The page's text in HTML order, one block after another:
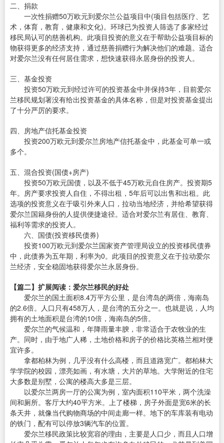
二、捐款
一次性捐赠50万欧元到爱尔兰公益项目中(项目包括医疗、艺
术，体育，教育，健康和文化)。环球已为投资人筛选了多家经过
移民局认可的慈善机构。此项目投资的意义在于帮助公益项目标的
物获得更多的经济支持，通过慈善捐赠行为解决他们的难题。适合
对爱尔兰没有任何居住需求，想快速获得永居身份的投资人。
三、基金投资
投资50万欧元到经过许可的投资基金中并保持3年，目前爱尔
兰移民规划署没有给出投资基金的具体名称，但是对投资基金提出
了十分严厉的要求。
四、房地产信托基金投资
投资200万欧元到爱尔兰房地产信托基金中，此基金可单一或
多个。
五、混合投资(国债+房产)
投资50万欧元国债，以及不低于45万欧元自住房产。投资期5
年。房产要求投资人自住，不得出租，5年后可以出售和出租。此
选项的投资意义在于吸引外来人口，拉动当地经济，并给希望获得
爱尔兰国籍身份的人提供便捷途径。适合对爱尔兰有居住、教育、
福利等需求的投资人。
六、国债(投资移民债券)
投资100万欧元到爱尔兰国家资产管理局设立的投资移民债券
中，此债券为五年期，利率为0。此项目的投资意义在于拉动爱尔
兰经济，安全稳固地获得爱尔兰永居身份。
【篇二】扩展阅读：爱尔兰移民的好处
爱尔兰的国土面积8.4万平方公里，是台湾岛的两倍，海南岛
的2.6倍。人口只有458万人，是台湾的五分之一。也就是说，人均
拥有的土地面积是台湾的10倍，海南岛的5倍。
爱尔兰的气候温和，年降雨量丰腴，非常适合于农牧业的生
产。同时，由于地广人稀，土地价格和房子的价格比英格兰相对便
宜许多。
拿都柏林为例，几乎没有什么高楼，而且道路宽广。都柏林大
学学院的校园，漂亮如画，有水塘，大片的草地。大学附近的住宅
大多数是别墅，公寓的楼高大多是三层。
以爱尔兰两房一厅的公寓为例，室内面积110平米，两个洗澡
间和厕所。客厅大约40平方米。上了楼梯，房子外面是宽6米的长
条天井，就像当代购物商场的中间走廊一样。地下的车库装有电动
的铁门，配有可以停放3辆汽车的位置。
爱尔兰移民政策比较宽容的理由，主要是人口少，而且人口增